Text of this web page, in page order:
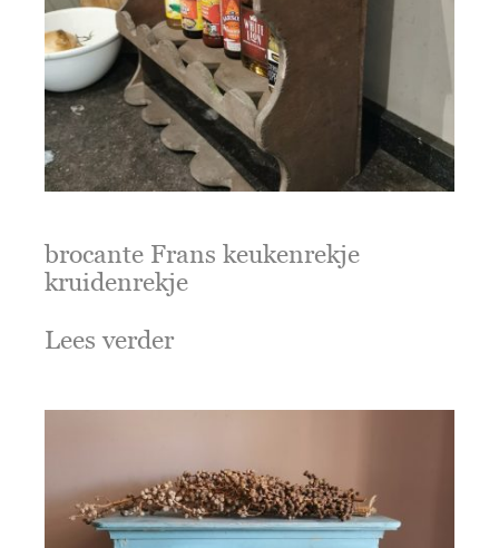
brocante Frans keukenrekje
kruidenrekje
Lees verder